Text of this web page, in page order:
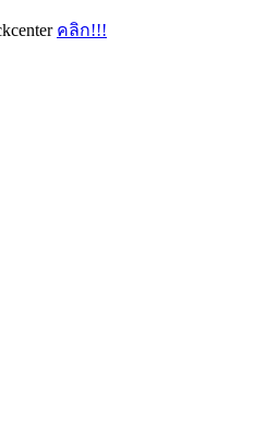
คลิก!!!